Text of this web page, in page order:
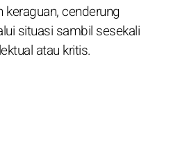
cenderung
situasi sambil sesekali
atau kritis.